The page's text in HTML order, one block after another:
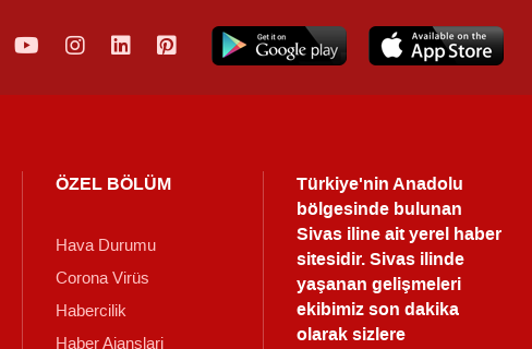
ÖZEL BÖLÜM
Hava Durumu
Corona Virüs
Habercilik
Haber Ajanslari
Türkiye'nin Anadolu
bölgesinde bulunan
Sivas iline ait yerel haber
sitesidir. Sivas ilinde
yaşanan gelişmeleri
ekibimiz son dakika
olarak sizlere